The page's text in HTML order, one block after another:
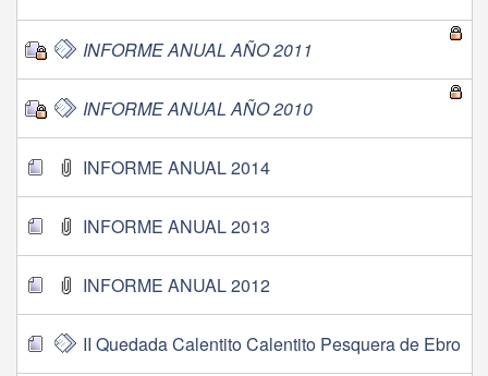
INFORME ANUAL AÑO 2011
INFORME ANUAL AÑO 2010
INFORME ANUAL 2014
INFORME ANUAL 2013
INFORME ANUAL 2012
II Quedada Calentito Calentito Pesquera de Ebro